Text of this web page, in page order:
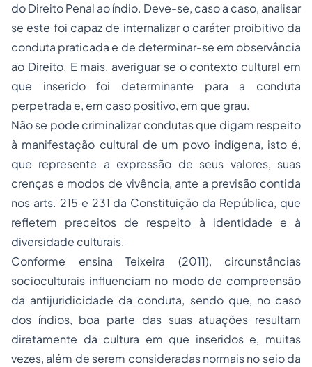
do Direito Penal ao índio. Deve-se, caso a caso, analisar
se este foi capaz de internalizar o caráter proibitivo da
conduta praticada e de determinar-se em observância
ao Direito. E mais, averiguar se o contexto cultural em
que inserido foi determinante para a conduta
perpetrada e, em caso positivo, em que grau.
Não se pode criminalizar condutas que digam respeito
à manifestação cultural de um povo indígena, isto é,
que represente a expressão de seus valores, suas
crenças e modos de vivência, ante a previsão contida
nos arts. 215 e 231 da Constituição da República, que
refletem preceitos de respeito à identidade e à
diversidade culturais.
Conforme ensina Teixeira (2011), circunstâncias
socioculturais influenciam no modo de compreensão
da antijuridicidade da conduta, sendo que, no caso
dos índios, boa parte das suas atuações resultam
diretamente da cultura em que inseridos e, muitas
vezes, além de serem consideradas normais no seio da